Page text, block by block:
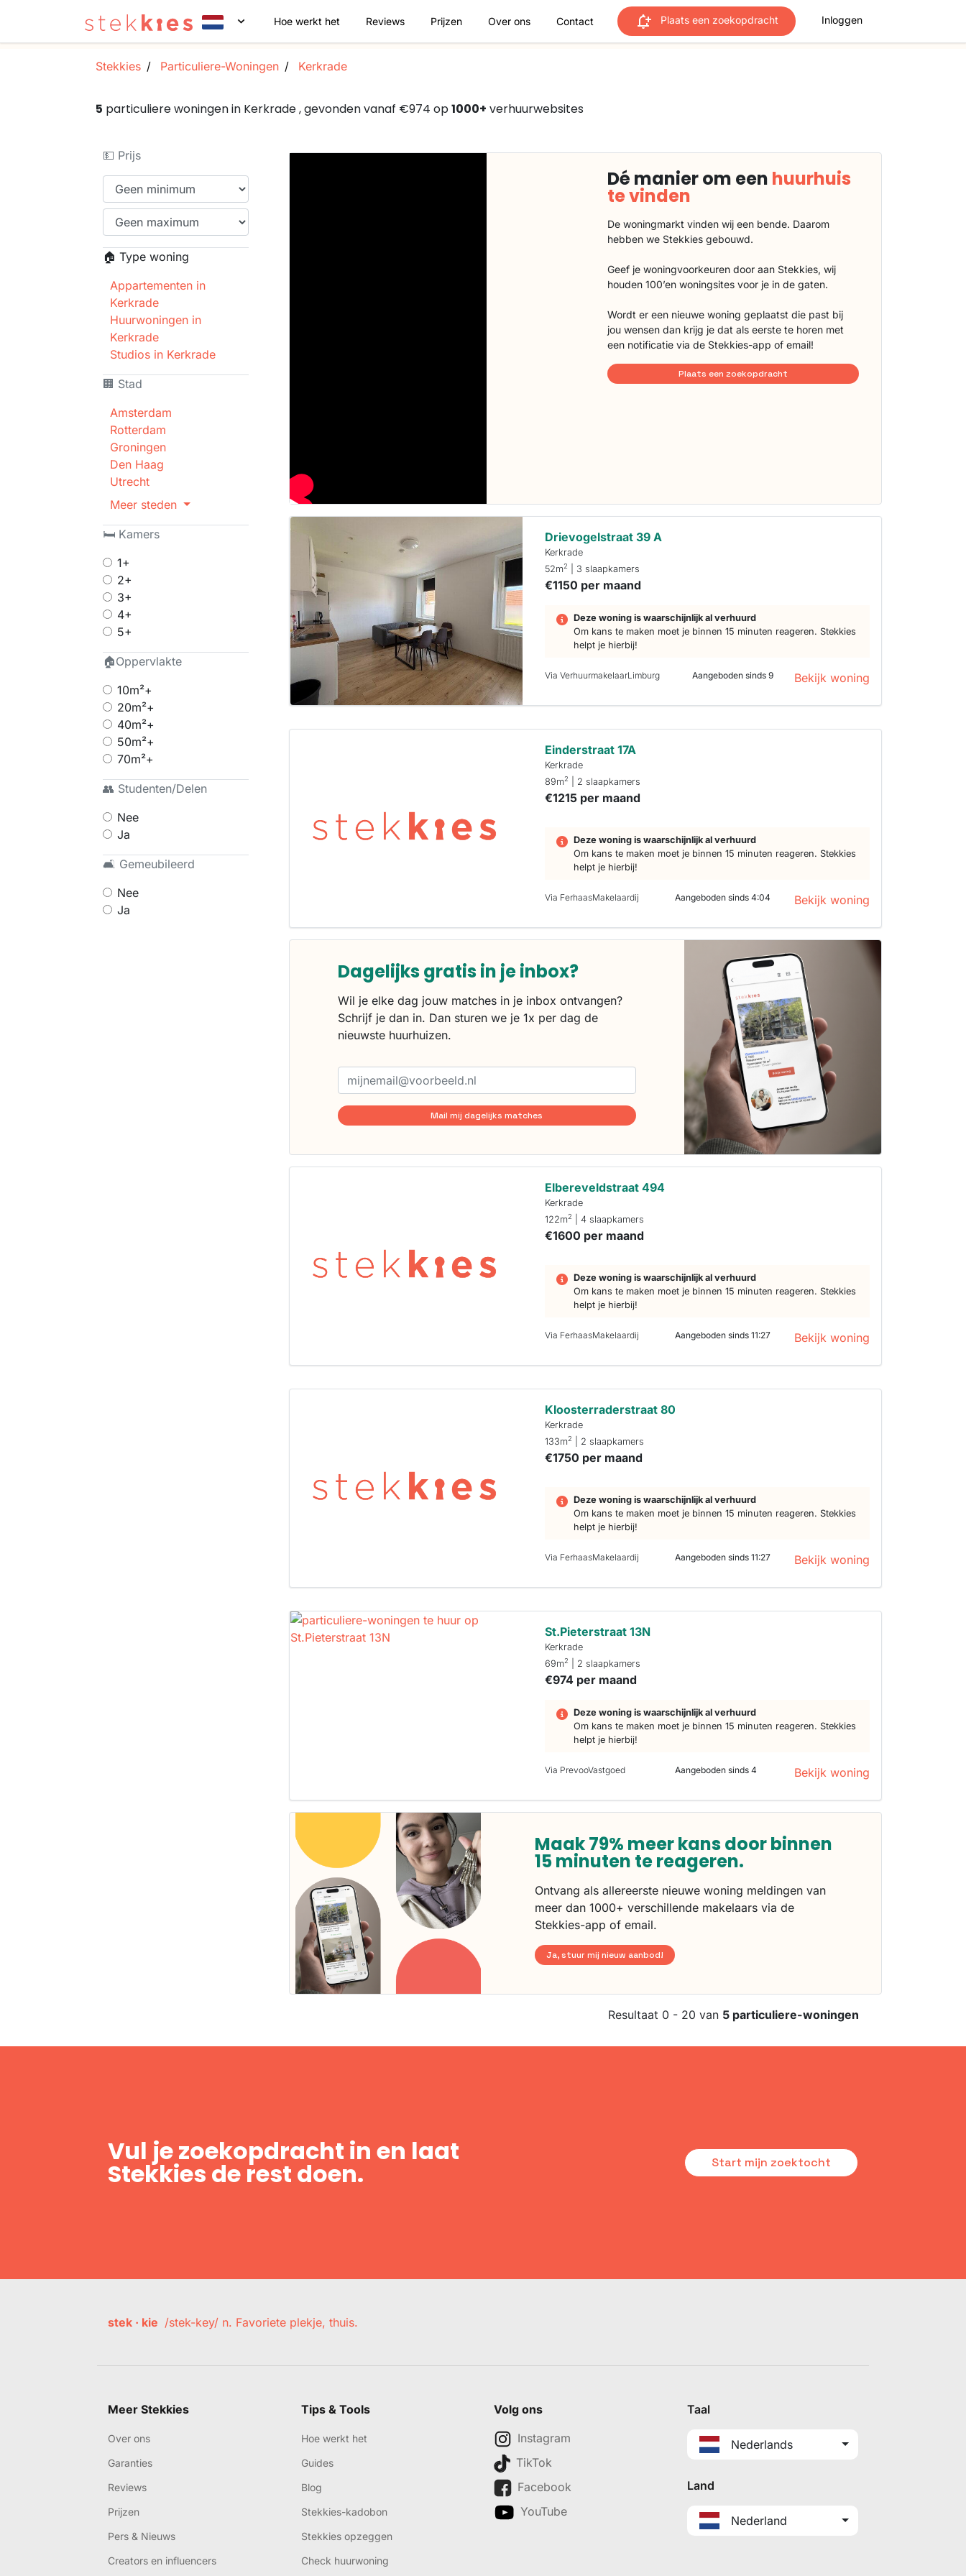
Hoe werkt het Reviews Prijzen Over ons Contact Plaats een zoekopdracht Inloggen
Stekkies Particuliere-Woningen Kerkrade
5 particuliere woningen in Kerkrade , gevonden vanaf €974 op1000+ verhuurwebsites
💵 Prijs
🏠 Type woning
Appartementen in
Kerkrade
Huurwoningen in
Kerkrade
Studios in Kerkrade
🏢 Stad
Amsterdam
Rotterdam
Groningen
Den Haag
Utrecht
Meer steden
🛏 Kamers
1+
2+
3+
4+
5+
🏠Oppervlakte
10m²+
20m²+
40m²+
50m²+
70m²+
👥 Studenten/Delen
Nee
Ja
🛋 Gemeubileerd
Nee
Ja
Dé manier om een huurhuis
te vinden
De woningmarkt vinden wij een bende. Daarom
hebben we Stekkies gebouwd.
Geef je woningvoorkeuren door aan Stekkies, wij
houden 100’en woningsites voor je in de gaten.
Wordt er een nieuwe woning geplaatst die past bij
jou wensen dan krijg je dat als eerste te horen met
een notificatie via de Stekkies-app of email!
Plaats een zoekopdracht
Drievogelstraat 39 A
Kerkrade
52m2 | 3 slaapkamers
€1150 per maand
Deze woning is waarschijnlijk al verhuurd
Om kans te maken moet je binnen 15 minuten reageren. Stekkies
helpt je hierbij!
Via VerhuurmakelaarLimburg Aangeboden sinds 9 Bekijk woning
Einderstraat 17A
Kerkrade
89m2 | 2 slaapkamers
€1215 per maand
Deze woning is waarschijnlijk al verhuurd
Om kans te maken moet je binnen 15 minuten reageren. Stekkies
helpt je hierbij!
Via FerhaasMakelaardij Aangeboden sinds 4:04 Bekijk woning
Dagelijks gratis in je inbox?
Wil je elke dag jouw matches in je inbox ontvangen?
Schrijf je dan in. Dan sturen we je 1x per dag de
nieuwste huurhuizen.
Mail mij dagelijks matches
Elbereveldstraat 494
Kerkrade
122m2 | 4 slaapkamers
€1600 per maand
Deze woning is waarschijnlijk al verhuurd
Om kans te maken moet je binnen 15 minuten reageren. Stekkies
helpt je hierbij!
Via FerhaasMakelaardij Aangeboden sinds 11:27 Bekijk woning
Kloosterraderstraat 80
Kerkrade
133m2 | 2 slaapkamers
€1750 per maand
Deze woning is waarschijnlijk al verhuurd
Om kans te maken moet je binnen 15 minuten reageren. Stekkies
helpt je hierbij!
Via FerhaasMakelaardij Aangeboden sinds 11:27 Bekijk woning
St.Pieterstraat 13N
Kerkrade
69m2 | 2 slaapkamers
€974 per maand
Deze woning is waarschijnlijk al verhuurd
Om kans te maken moet je binnen 15 minuten reageren. Stekkies
helpt je hierbij!
Via PrevooVastgoed Aangeboden sinds 4 Bekijk woning
Maak 79% meer kans door binnen
15 minuten te reageren.
Ontvang als allereerste nieuwe woning meldingen van
meer dan 1000+ verschillende makelaars via de
Stekkies-app of email.
Ja, stuur mij nieuw aanbod!
Resultaat 0 - 20 van 5 particuliere-woningen
Vul je zoekopdracht in en laat
Stekkies de rest doen. Start mijn zoektocht
stek · kie /stek-key/ n. Favoriete plekje, thuis.
Meer Stekkies
Over ons
Garanties
Reviews
Prijzen
Pers & Nieuws
Creators en influencers
Tips & Tools
Hoe werkt het
Guides
Blog
Stekkies-kadobon
Stekkies opzeggen
Check huurwoning
Volg ons
Instagram
TikTok
Facebook
YouTube
Taal
Nederlands
Land
Nederland